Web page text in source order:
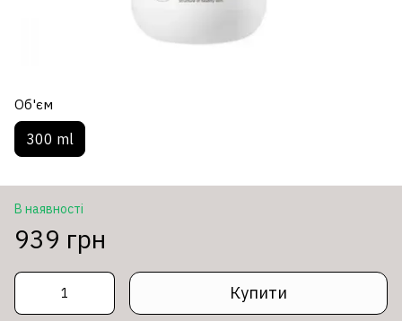
Об'єм
300 ml
В наявності
939 грн
Купити